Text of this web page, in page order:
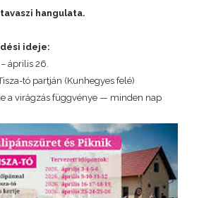
hangulata.
ideje:
április 26.
tó partján (Kunhegyes felé)
a virágzás függvénye — minden nap